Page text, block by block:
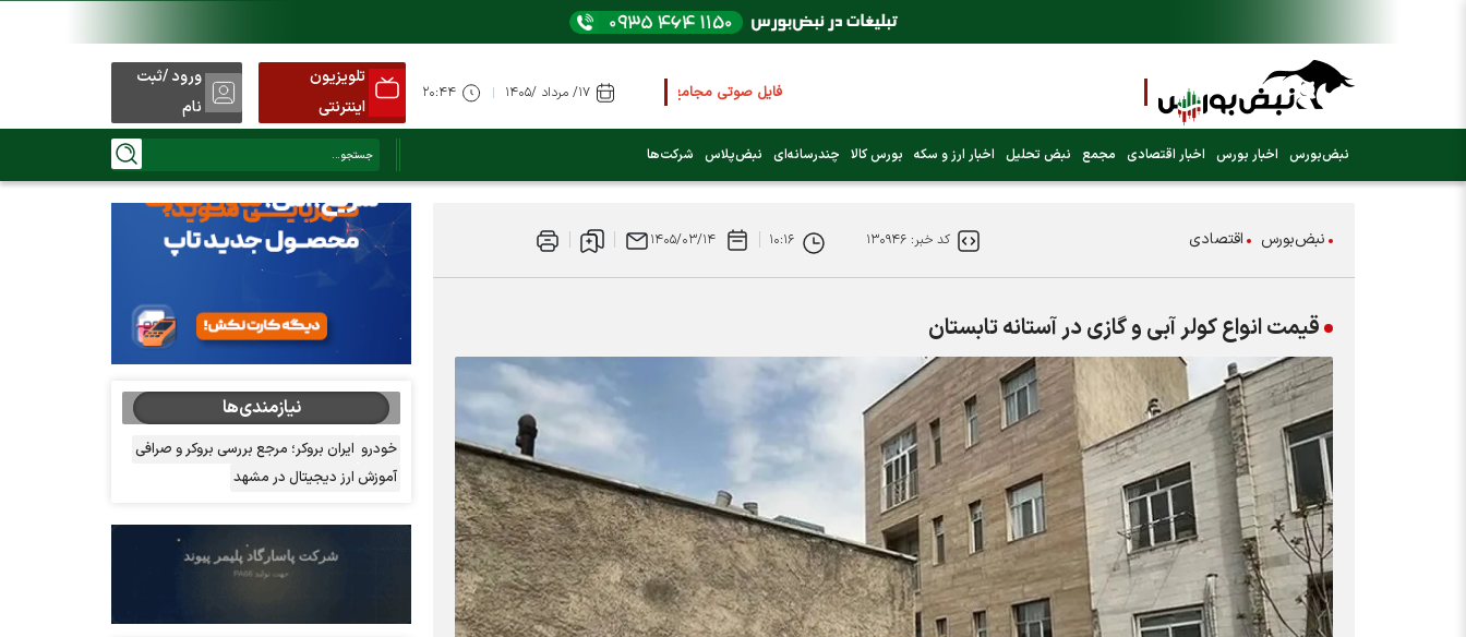
فایل صوتی مجامع و کنفرانس ها را از اینجا گوش کنید
عرضه اولیه بعدی کدام نماد است؟ (کلیک کنید)
تلویزیون
اینترنتی
ورود /ثبت
نام
نبض‌بورس اخبار بورس اخبار اقتصادی مجمع نبض تحلیل اخبار ارز و سکه بورس کالا چندرسانه‌ای نبض‌پلاس شرکت‌ها
نبض‌بورس اقتصادی کد خبر: ۱۳۰۹۴۶ ۱۰:۱۶ ۱۴۰۵/۰۳/۱۴
قیمت انواع کولر آبی و گازی در آستانه تابستان
نیازمندی‌ها
خودرو ایران بروکر؛ مرجع بررسی بروکر و صرافی
آموزش ارز دیجیتال در مشهد